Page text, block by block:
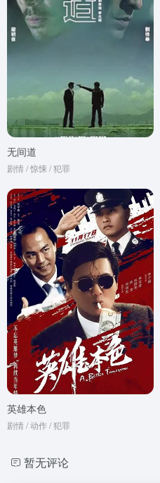
无间道
剧情 / 惊悚 / 犯罪
英雄本色
剧情 / 动作 / 犯罪
暂无评论